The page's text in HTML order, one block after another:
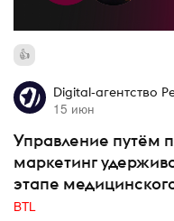
Digital-агентство
15 июн
Управление путём
маркетинг
этапе
BTL